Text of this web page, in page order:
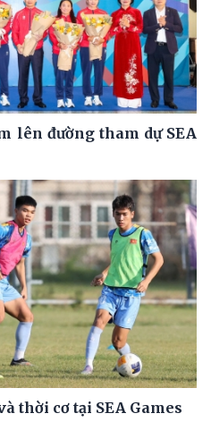
lên đường tham dự SEA
thời cơ tại SEA Games